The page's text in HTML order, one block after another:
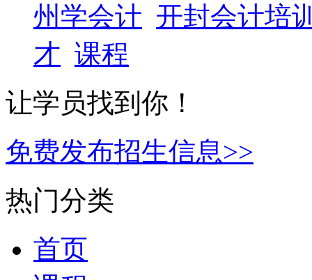
州学会计 开封会计培
才 课程
让学员找到你！
免费发布招生信息>>
热门分类
首页